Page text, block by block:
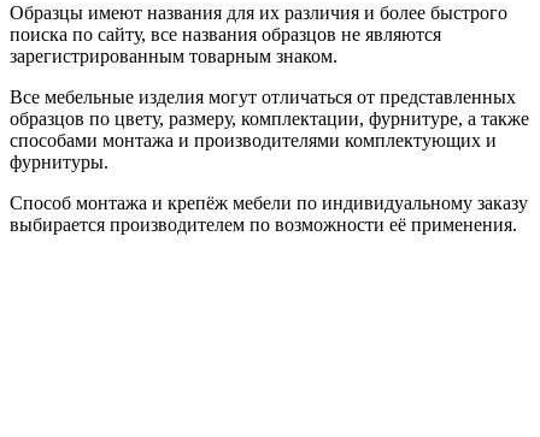
Образцы имеют названия для их различия и более быстрого
поиска по сайту, все названия образцов не являются
зарегистрированным товарным знаком.
Все мебельные изделия могут отличаться от представленных
образцов по цвету, размеру, комплектации, фурнитуре, а также
способами монтажа и производителями комплектующих и
фурнитуры.
Способ монтажа и крепёж мебели по индивидуальному заказу
выбирается производителем по возможности её применения.